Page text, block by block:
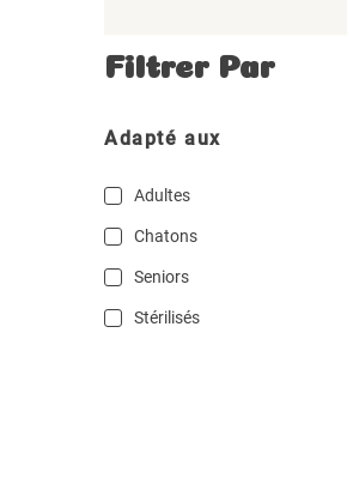
Filtrer Par
Adapté aux
Adultes
Chatons
Seniors
Stérilisés